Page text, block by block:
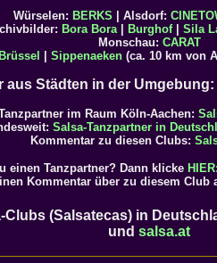
Würselen: BERKS | Alsdorf:
Bora Bora| Burghof| Sila
Monschau: CARAT
Brüssel Sippenaeken(ca. 10 km von
aus Städten in der Umgebung:
im Raum Köln-Aachen:
Salsa-Tanzpartner in
Kommentar zu diesen Clubs:
einen Tanzpartner? Dann klicke
Kommentar über zu diesem Club
Clubs (Salsatecas) in
und salsa.at